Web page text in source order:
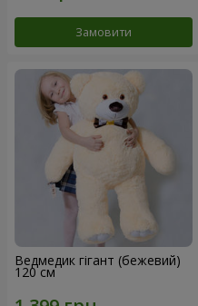
Замовити
Ведмедик гігант (бежевий)
120 см